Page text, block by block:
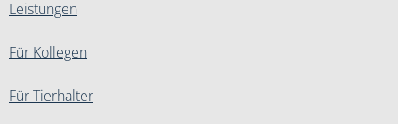
Leistungen
Für Kollegen
Für Tierhalter